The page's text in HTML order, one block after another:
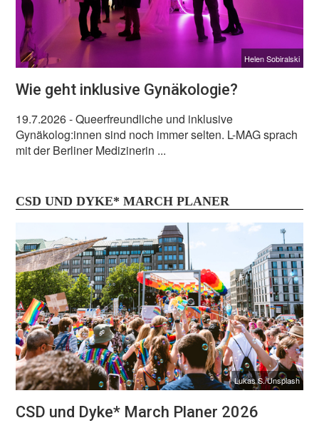
Helen Sobiralski
Wie geht inklusive Gynäkologie?
19.7.2026- Queerfreundliche und inklusive
Gynäkolog:innen sind noch immer selten. L-MAG sprach
mit der Berliner Medizinerin ...
CSD UND DYKE* MARCH PLANER
Lukas S./Unsplash
CSD und Dyke* March Planer 2026